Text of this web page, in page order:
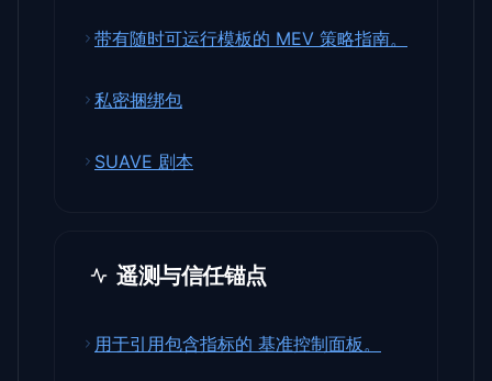
带有随时可运行模板的 MEV 策略指南。
私密捆绑包
SUAVE 剧本
遥测与信任锚点
用于引用包含指标的 基准控制面板。